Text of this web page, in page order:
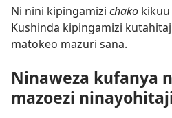
Ni nini kipingamizi chako kikuu
Kushinda kipingamizi
matokeo mazuri sana.
Ninaweza kufanya
mazoezi